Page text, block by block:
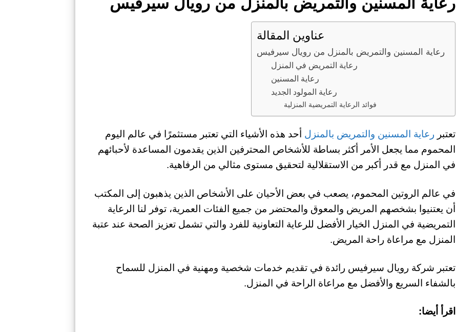
عناوين المقالة
رعاية المسنين والتمريض بالمنزل من رويال سيرفيس
رعاية التمريض في المنزل
رعاية المسنين
رعاية المولود الجديد
فوائد الرعاية التمريضية المنزلية
تعتبر رعاية المسنين والتمريض بالمنزل أحد هذه الأشياء التي تعتبر مستثمرًا في عالم اليوم
المحموم مما يجعل الأمر أكثر بساطة للأشخاص المحترفين الذين يقدمون المساعدة لأحبائهم
في المنزل مع قدر أكبر من الاستقلالية لتحقيق مستوى مثالي من الرفاهية.
في عالم الروتين المحموم، يصعب في بعض الأحيان على الأشخاص الذين يذهبون إلى المكتب
أن يعتنيوا بشخصهم المريض والمعوق والمحتضر من جميع الفئات العمرية، توفر لنا الرعاية
التمريضية في المنزل الخيار الأفضل للرعاية التعاونية للفرد والتي تشمل تعزيز الصحة عند عتبة
المنزل مع مراعاة راحة المريض.
تعتبر شركة رويال سيرفيس رائدة في تقديم خدمات شخصية ومهنية في المنزل للسماح
بالشفاء السريع والأفضل مع مراعاة الراحة في المنزل.
اقرأ أيضا: